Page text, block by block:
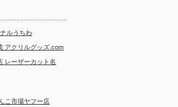
ルうちわ
アクリルグッズ.com
レーザーカット名
こ市場ヤフー店